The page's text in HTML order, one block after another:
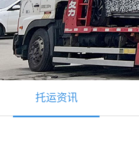
托运资讯